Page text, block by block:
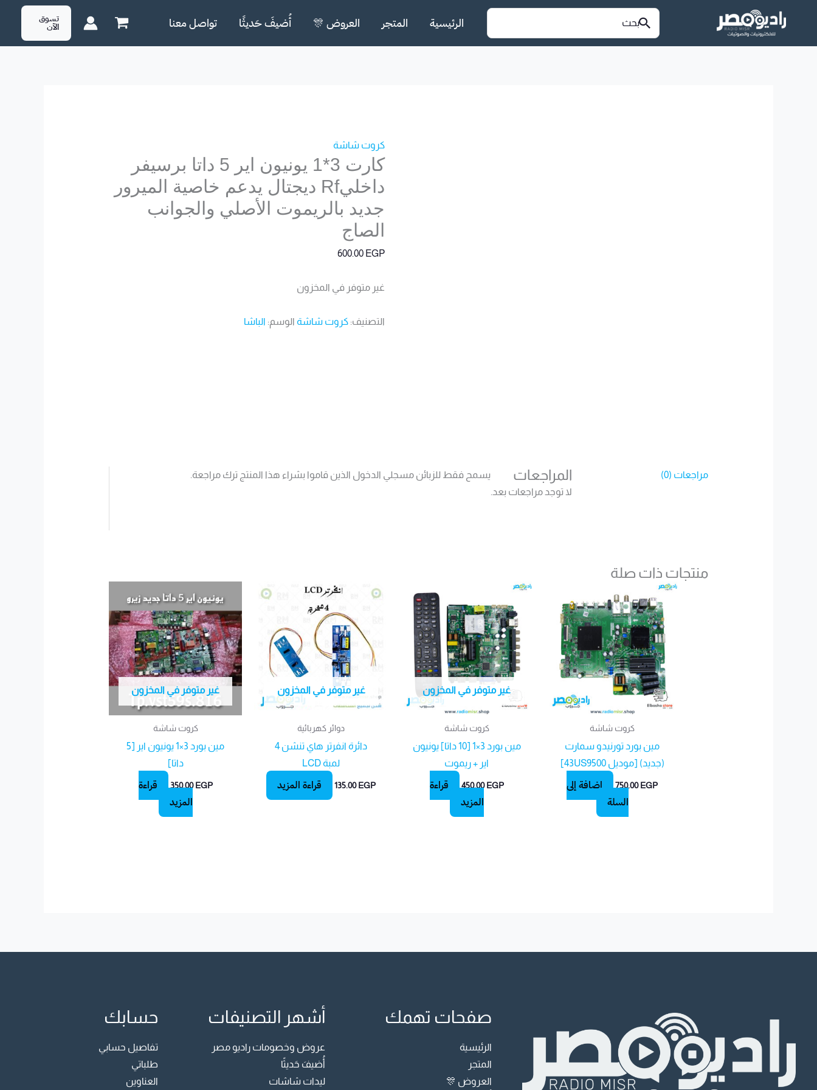
البحث
عن:
الرئيسية المتجر العروض 🎊 أُضيفَ حَديثًا تواصل معنا تسوق
الآن
كروت شاشة
كارت 3*1 يونيون اير 5 داتا برسيفر
داخليRf ديجتال يدعم خاصية الميرور
جديد بالريموت الأصلي والجوانب
الصاج
600.00 EGP
غير متوفر في المخزون
التصنيف:كروت شاشة الوسم: الباشا
مراجعات (0) المراجعات
لا توجد مراجعات بعد.
يسمح فقط للزبائن مسجلي الدخول الذين قاموا بشراء هذا المنتج ترك مراجعة.
منتجات ذات صلة
كروت شاشة
مين بورد تورنيدو سمارت
(جديد) [موديل 43US9500]
750.00EGP
إضافة إلى
السلة
غير متوفر في المخزون
كروت شاشة
مين بورد 3×1 [10 داتا] يونيون
اير + ريموت
450.00EGP
قراءة
المزيد
غير متوفر في المخزون
دوائر كهربائية
دائرة انفرتر هاي تنشن 4
لمبة LCD
135.00EGP قراءة المزيد
غير متوفر في المخزون
كروت شاشة
مين بورد 3×1 يونيون اير [5
داتا]
350.00EGP
قراءة
المزيد
صفحات تهمك
الرئيسية
المتجر
العروض 🎊
أشهر التصنيفات
عروض وخصومات راديو مصر
أُضيفَ حَديثًا
ليدات شاشات
حسابك
تفاصيل حسابي
طلباتي
العناوين